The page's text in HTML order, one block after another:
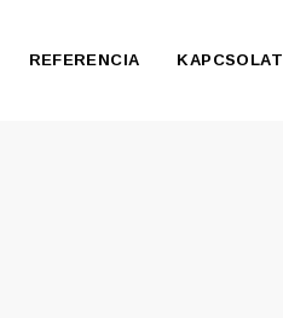
REFERENCIA KAPCSOLAT